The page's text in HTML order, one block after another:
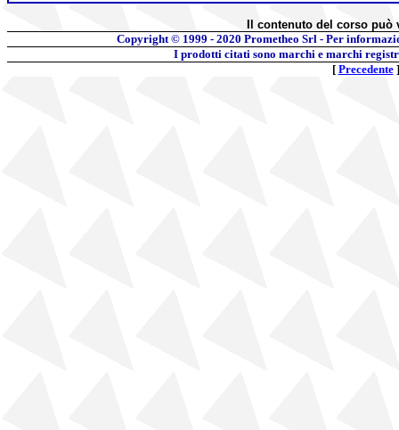
Il contenuto del corso
Copyright © 1999 - 2020 Prometheo Srl - Per
I prodotti citati sono marchi e marchi
[ Precedente]